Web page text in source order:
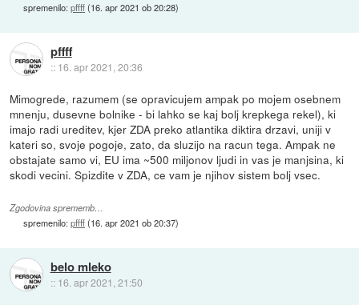
spremenilo:pffff(16. apr 2021 ob 20:28)
pffff
:: 16. apr 2021, 20:36
Mimogrede, razumem (se opravicujem ampak po mojem osebnem
mnenju, dusevne bolnike - bi lahko se kaj bolj krepkega rekel), ki
imajo radi ureditev, kjer ZDA preko atlantika diktira drzavi, uniji v
kateri so, svoje pogoje, zato, da sluzijo na racun tega. Ampak ne
obstajate samo vi, EU ima ~500 miljonov ljudi in vas je manjsina, ki
skodi vecini. Spizdite v ZDA, ce vam je njihov sistem bolj vsec.
Zgodovina sprememb…
spremenilo:pffff(16. apr 2021 ob 20:37)
belo mleko
:: 16. apr 2021, 21:50